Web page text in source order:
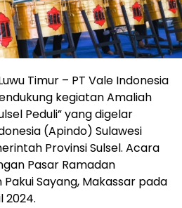
Timur – PT Vale Indonesia
kegiatan Amaliah
Peduli” yang digelar
(Apindo) Sulawesi
Provinsi Sulsel. Acara
Pasar Ramadan
Sayang, Makassar pada
2024.